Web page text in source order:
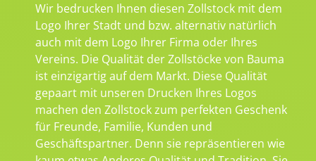
Wir bedrucken Ihnen diesen Zollstock mit dem
Logo Ihrer Stadt und bzw. alternativ natürlich
auch mit dem Logo Ihrer Firma oder Ihres
Vereins. Die Qualität der Zollstöcke von Bauma
ist einzigartig auf dem Markt. Diese Qualität
gepaart mit unseren Drucken Ihres Logos
machen den Zollstock zum perfekten Geschenk
für Freunde, Familie, Kunden und
Geschäftspartner. Denn sie repräsentieren wie